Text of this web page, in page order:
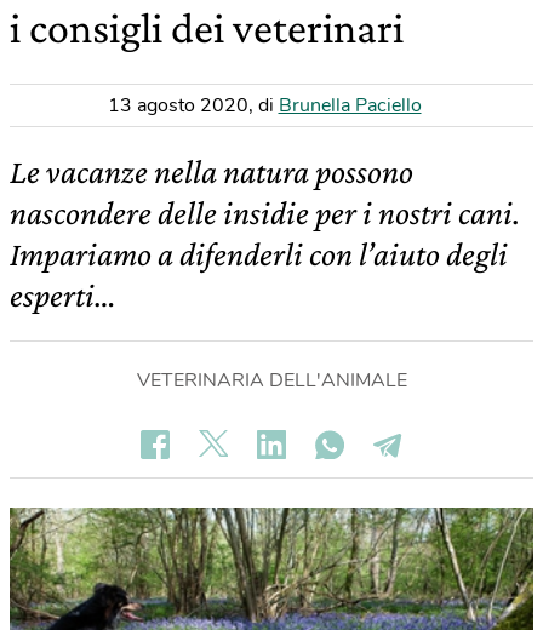
i consigli dei veterinari
13 agosto 2020, di Brunella Paciello
Le vacanze nella natura possono
nascondere delle insidie per i nostri cani.
Impariamo a difenderli con l’aiuto degli
esperti…
VETERINARIA DELL'ANIMALE